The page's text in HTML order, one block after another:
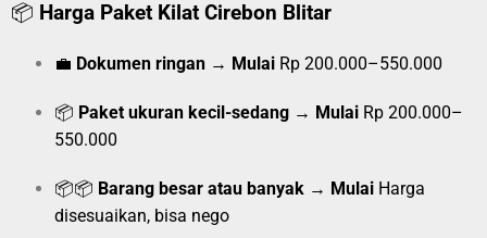
📦 Harga Paket Kilat Cirebon Blitar
💼 Dokumen ringan → Mulai Rp 200.000–550.000
📦 Paket ukuran kecil-sedang → Mulai Rp 200.000–
550.000
📦📦 Barang besar atau banyak → Mulai Harga
disesuaikan, bisa nego